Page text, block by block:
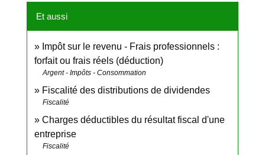
Et aussi
Impôt sur le revenu - Frais professionnels :
forfait ou frais réels (déduction)
Argent - Impôts - Consommation
Fiscalité des distributions de dividendes
Fiscalité
Charges déductibles du résultat fiscal d'une
entreprise
Fiscalité